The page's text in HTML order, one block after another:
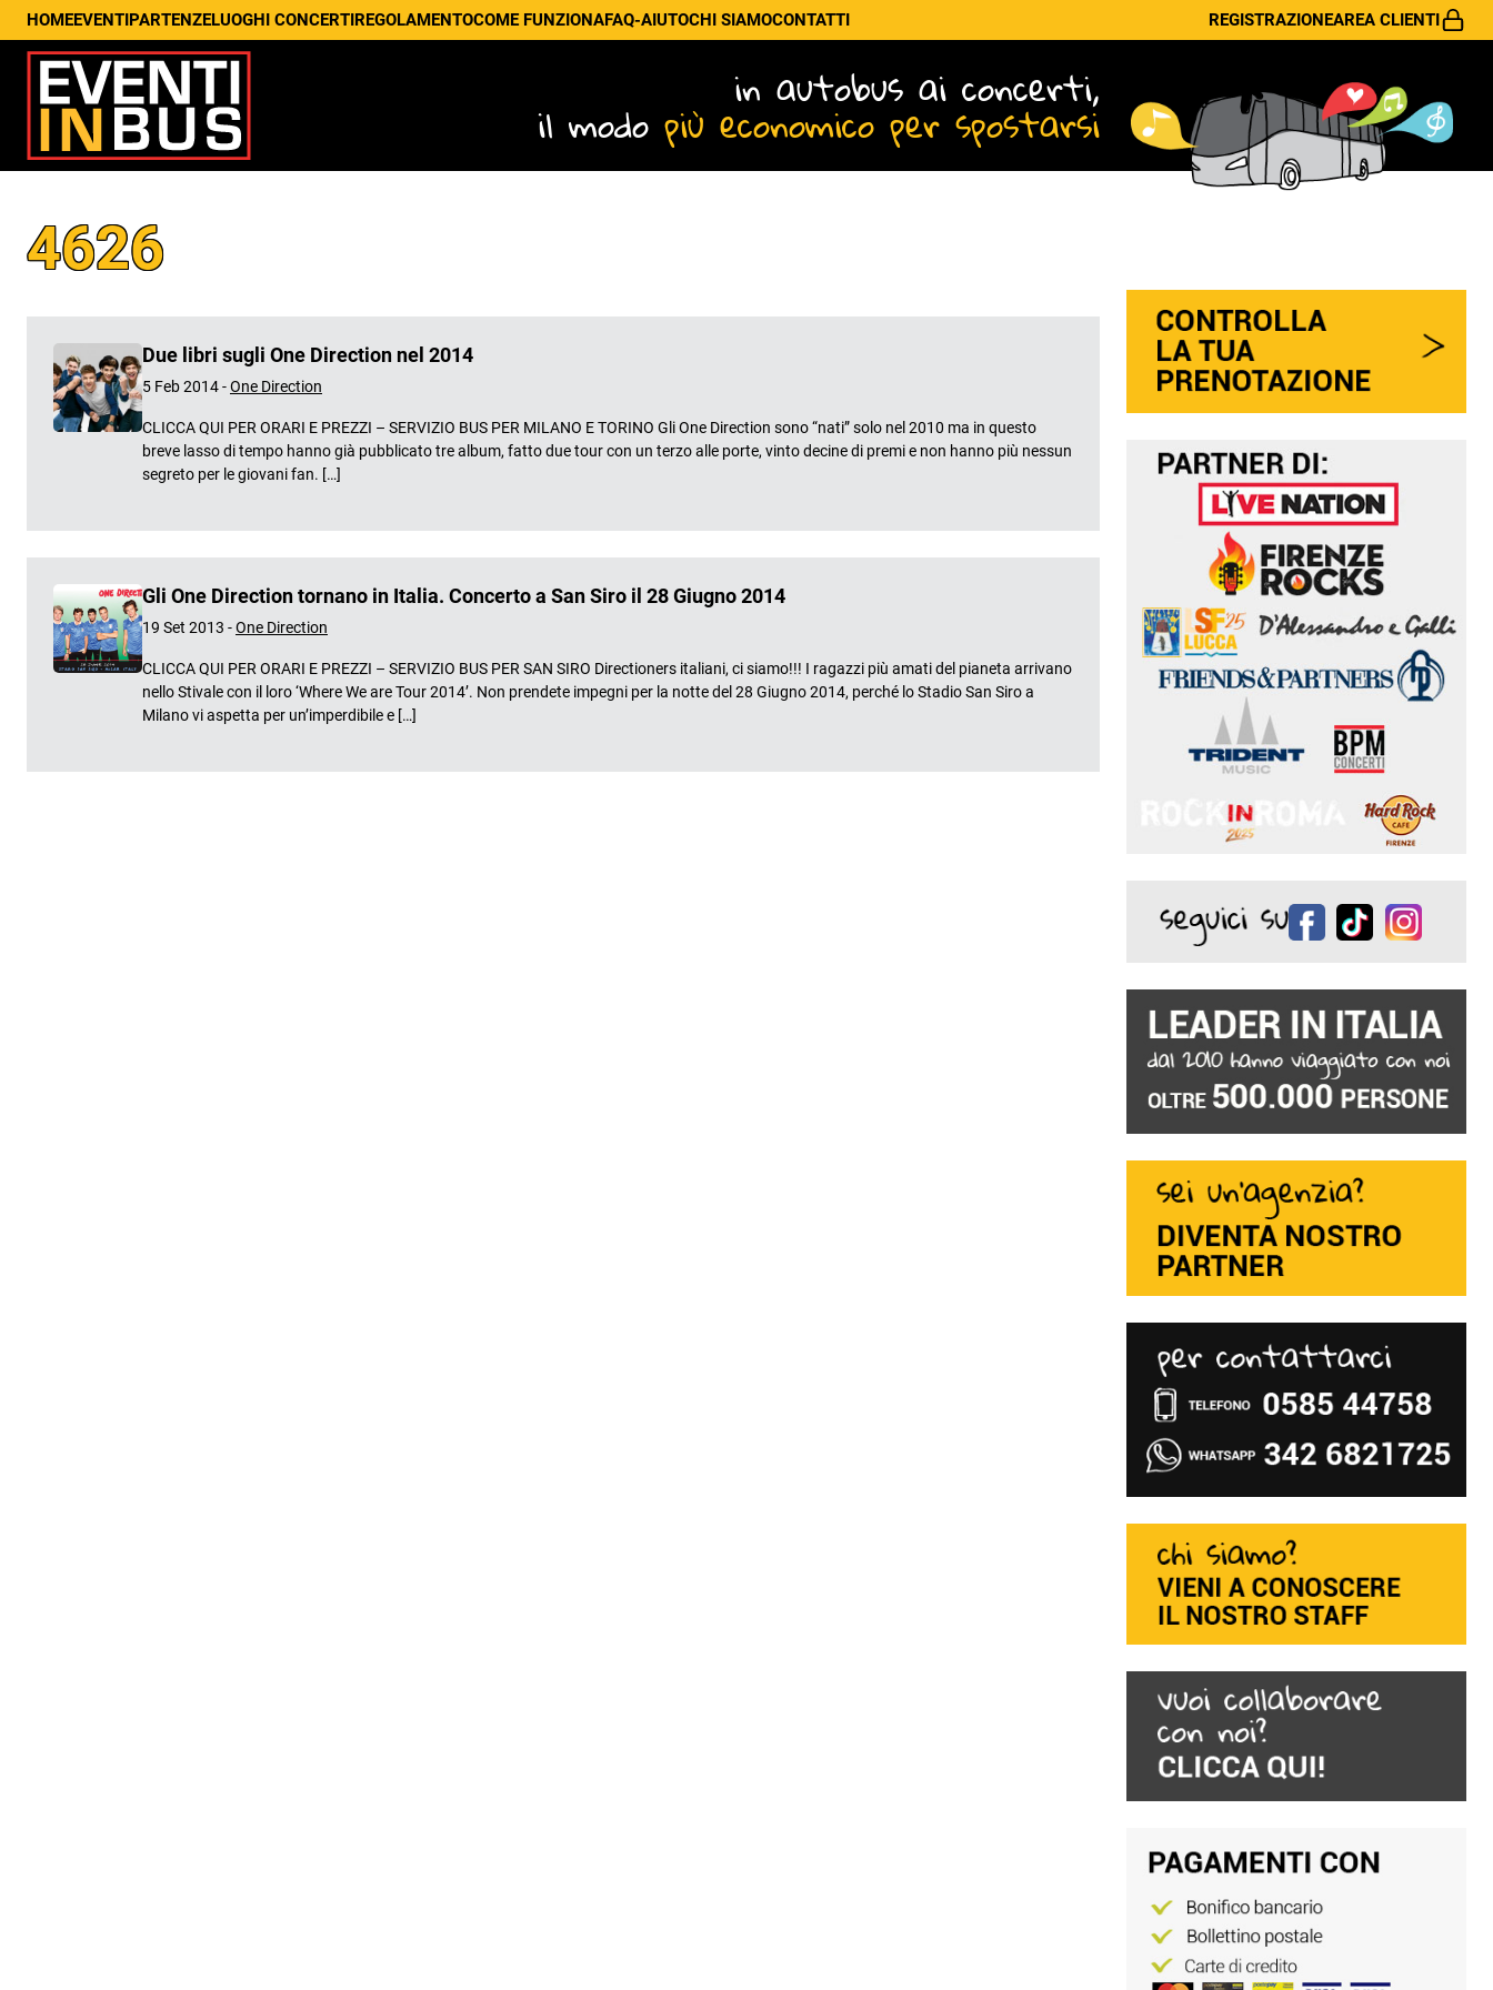
HOMEEVENTIPARTENZELUOGHI CONCERTIREGOLAMENTOCOME FUNZIONAFAQ-AIUTOCHI SIAMOCONTATTI REGISTRAZIONEAREA CLIENTI
in autobus ai concerti,
il modo più economico per spostarsi
4626
Due libri sugli One Direction nel 2014
5 Feb 2014 -One Direction
CLICCA QUI PER ORARI E PREZZI – SERVIZIO BUS PER MILANO E TORINO Gli One Direction sono “nati” solo nel 2010 ma in questo
breve lasso di tempo hanno già pubblicato tre album, fatto due tour con un terzo alle porte, vinto decine di premi e non hanno più nessun
segreto per le giovani fan. […]
Gli One Direction tornano in Italia. Concerto a San Siro il 28 Giugno 2014
19 Set 2013 -One Direction
CLICCA QUI PER ORARI E PREZZI – SERVIZIO BUS PER SAN SIRO Directioners italiani, ci siamo!!! I ragazzi più amati del pianeta arrivano
nello Stivale con il loro ‘Where We are Tour 2014’. Non prendete impegni per la notte del 28 Giugno 2014, perché lo Stadio San Siro a
Milano vi aspetta per un’imperdibile e […]